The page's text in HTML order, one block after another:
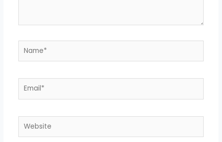
Name*
Email*
Website